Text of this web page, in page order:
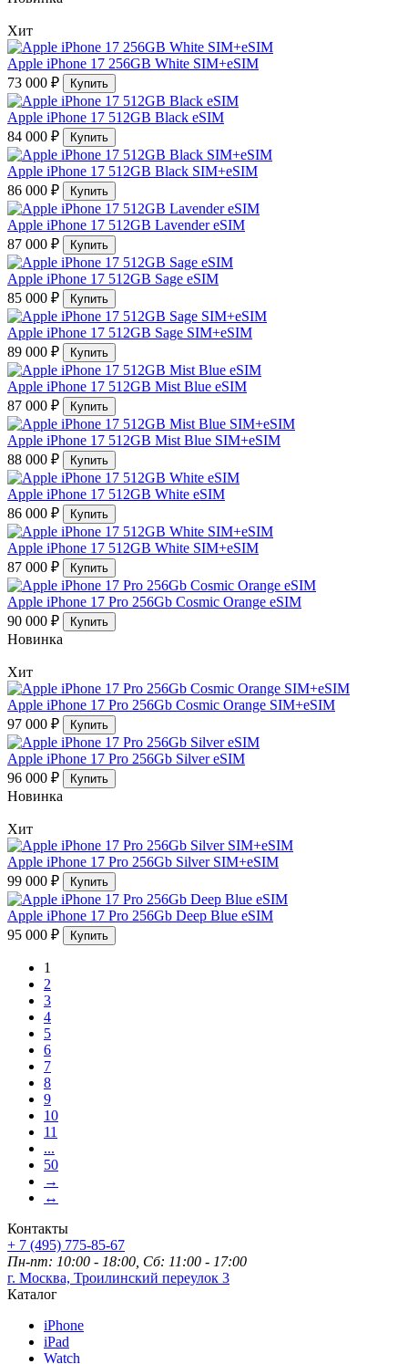
Хит
Apple iPhone 17 256GB White SIM+eSIM
73 000 ₽
Купить
Apple iPhone 17 512GB Black eSIM
84 000 ₽
Купить
Apple iPhone 17 512GB Black SIM+eSIM
86 000 ₽
Купить
Apple iPhone 17 512GB Lavender eSIM
87 000 ₽
Купить
Apple iPhone 17 512GB Sage eSIM
85 000 ₽
Купить
Apple iPhone 17 512GB Sage SIM+eSIM
89 000 ₽
Купить
Apple iPhone 17 512GB Mist Blue eSIM
87 000 ₽
Купить
Apple iPhone 17 512GB Mist Blue SIM+eSIM
88 000 ₽
Купить
Apple iPhone 17 512GB White eSIM
86 000 ₽
Купить
Apple iPhone 17 512GB White SIM+eSIM
87 000 ₽
Купить
Apple iPhone 17 Pro 256Gb Cosmic Orange eSIM
90 000 ₽
Купить
Новинка
Хит
Apple iPhone 17 Pro 256Gb Cosmic Orange SIM+eSIM
97 000 ₽
Купить
Apple iPhone 17 Pro 256Gb Silver eSIM
96 000 ₽
Купить
Новинка
Хит
Apple iPhone 17 Pro 256Gb Silver SIM+eSIM
99 000 ₽
Купить
Apple iPhone 17 Pro 256Gb Deep Blue eSIM
95 000 ₽
Купить
1
2
3
4
5
6
7
8
9
10
11
...
50
→
↔
Контакты
+ 7 (495) 775-85-67
Пн-пт: 10:00 - 18:00, Сб: 11:00 - 17:00
г. Москва, Троилинский переулок 3
Каталог
iPhone
iPad
Watch